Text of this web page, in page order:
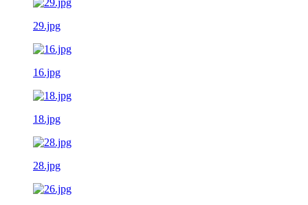
29.jpg
16.jpg
18.jpg
28.jpg